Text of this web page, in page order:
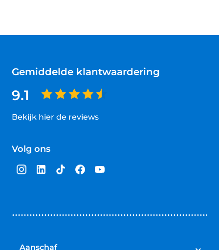
Gemiddelde klantwaardering
9.1
Bekijk hier de reviews
van
sterren
Volg ons
Aanschaf